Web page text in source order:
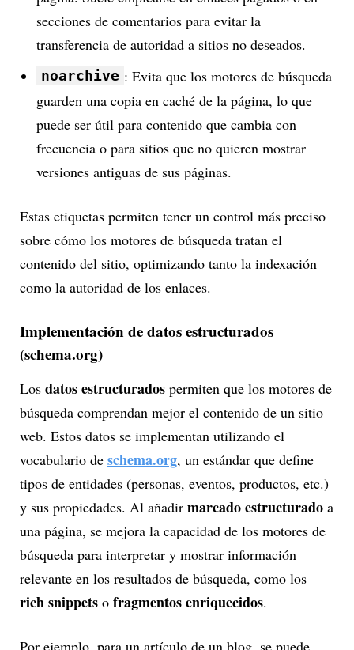
secciones de comentarios para evitar la
transferencia de autoridad a sitios no deseados.
noarchive : Evita que los motores de búsqueda
guarden una copia en caché de la página, lo que
puede ser útil para contenido que cambia con
frecuencia o para sitios que no quieren mostrar
versiones antiguas de sus páginas.
Estas etiquetas permiten tener un control más preciso
sobre cómo los motores de búsqueda tratan el
contenido del sitio, optimizando tanto la indexación
como la autoridad de los enlaces.
Implementación de datos estructurados
(schema.org)
Los datos estructurados permiten que los motores de
búsqueda comprendan mejor el contenido de un sitio
web. Estos datos se implementan utilizando el
vocabulario de schema.org, un estándar que define
tipos de entidades (personas, eventos, productos, etc.)
y sus propiedades. Al añadir marcado estructurado a
una página, se mejora la capacidad de los motores de
búsqueda para interpretar y mostrar información
relevante en los resultados de búsqueda, como los
rich snippets o fragmentos enriquecidos.
Por ejemplo, para un artículo de un blog, se puede